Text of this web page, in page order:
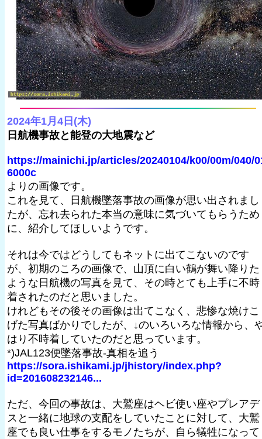
2024年1月4日(木)
日航機事故と能登の大地震など
https://mainichi.jp/articles/20240104/k00/00m/040/
6000c
よりの画像です。
これを見て、日航機墜落事故の画像が思い出されまし
たが、忘れ去られた本当の意味に気づいてもらうため
に、紹介してほしいようです。
それは今ではどうしてもネットに出てこないのです
が、初期のころの画像で、山頂に白い鶴が舞い降りた
ような日航機の写真を見て、その時とても上手に不時
着されたのだと思いました。
けれどもその後その画像は出てこなく、悲惨な焼けこ
げた写真ばかりでしたが、↓のいろいろな情報から、
はり不時着していたのだと思っています。
*)JAL123便墜落事故-真相を追う
https://sora.ishikami.jp/jhistory/index.php?
id=201608232146...
ただ、今回の事故は、大鷲座はヘビ使い座やプレアデ
スと一緒に地球の支配をしていたことに対して、大鷲
座でも良い仕事をするモノたちが、自ら犠牲になって